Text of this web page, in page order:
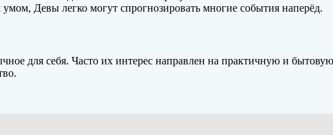
Девы легко могут спрогнозировать многие события наперёд.
для себя. Часто их интерес направлен на практичную и